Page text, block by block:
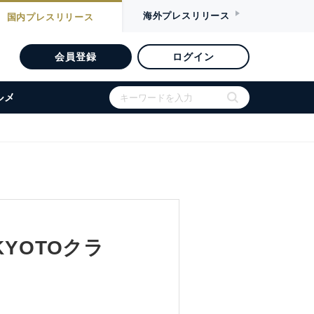
国内プレスリリース 海外プレスリリース
会員登録 ログイン
メ
クラ